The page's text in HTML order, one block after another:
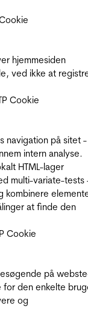
hjemmesiden
ved ikke at
Cookie
navigation på sitet -
intern analyse.
HTML-lager
multi-variate-tests
kombinere
at finde den
Cookie
på
for den enkelte
og